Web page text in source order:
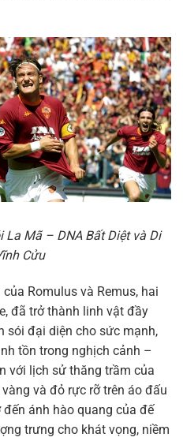
La Mã – DNA Bất Diệt và Di
Cửu
Romulus và Remus, hai
đã trở thành linh vật đầy
sói đại diện cho sức mạnh,
tồn trong nghịch cảnh –
với lịch sử thăng trầm của
và đỏ rực rỡ trên áo đấu
ánh hào quang của đế
trưng cho khát vọng, niềm